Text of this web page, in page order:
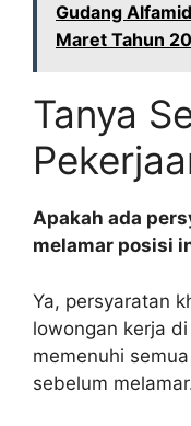
Gudang
Maret Tahun
Tanya
Apakah ada
melamar posisi
Ya, persyaratan
lowongan kerja
memenuhi
sebelum